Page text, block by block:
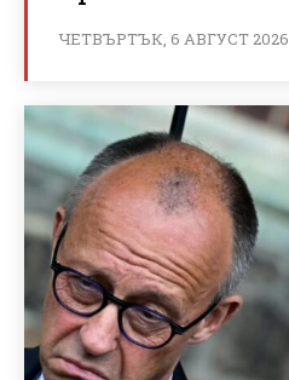
ЧЕТВЪРТЪК, 6 АВГУСТ 2026